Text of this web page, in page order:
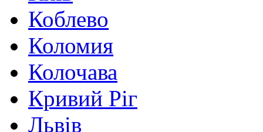
Коблево
Коломия
Колочава
Кривий Ріг
Львів